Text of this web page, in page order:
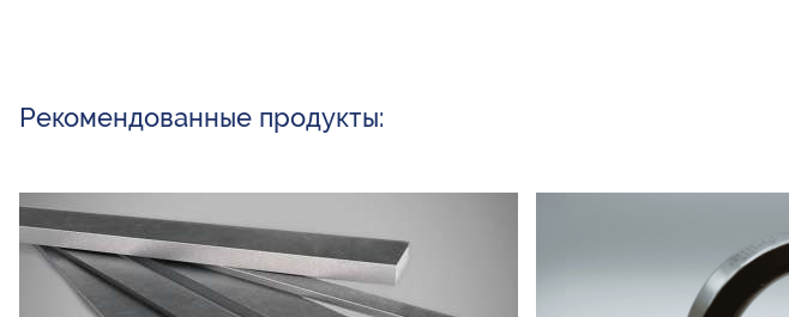
Рекомендованные продукты: